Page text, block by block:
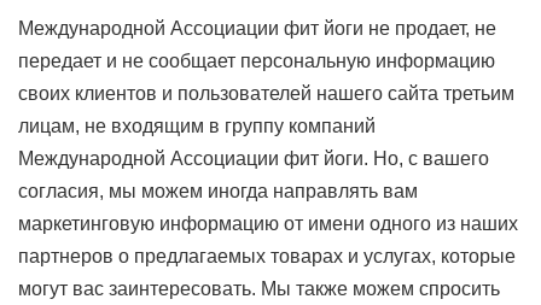
Международной Ассоциации фит йоги не продает, не
передает и не сообщает персональную информацию
своих клиентов и пользователей нашего сайта третьим
лицам, не входящим в группу компаний
Международной Ассоциации фит йоги. Но, с вашего
согласия, мы можем иногда направлять вам
маркетинговую информацию от имени одного из наших
партнеров о предлагаемых товарах и услугах, которые
могут вас заинтересовать. Мы также можем спросить